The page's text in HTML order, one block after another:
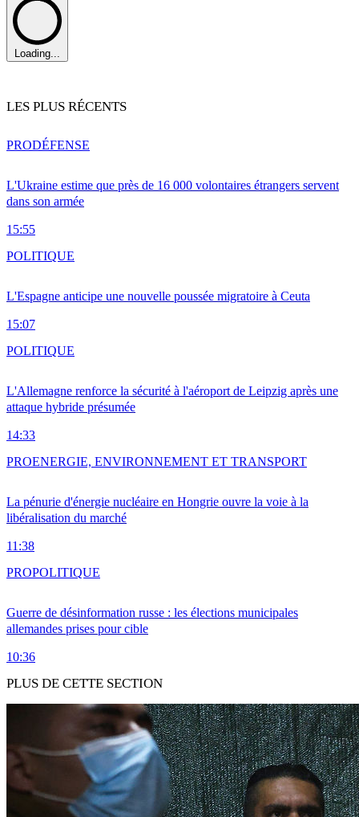
Loading...
LES PLUS RÉCENTS
L'Ukraine estime que près de 16 000 volontaires étrangers servent
dans son armée
15:55
PRODÉFENSE
L'Espagne anticipe une nouvelle poussée migratoire à Ceuta
15:07
POLITIQUE
L'Allemagne renforce la sécurité à l'aéroport de Leipzig après une
attaque hybride présumée
14:33
POLITIQUE
La pénurie d'énergie nucléaire en Hongrie ouvre la voie à la
libéralisation du marché
11:38
PROENERGIE, ENVIRONNEMENT ET TRANSPORT
Guerre de désinformation russe : les élections municipales
allemandes prises pour cible
10:36
PROPOLITIQUE
PLUS DE CETTE SECTION